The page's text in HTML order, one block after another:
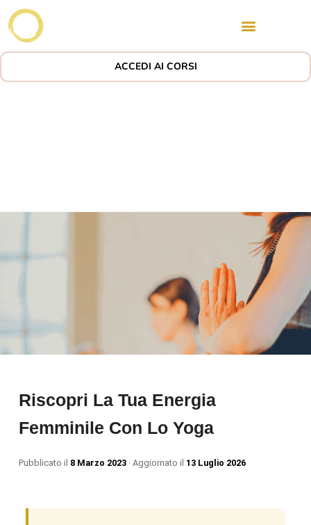
ACCEDI AI CORSI
Riscopri La Tua Energia
Femminile Con Lo Yoga
Pubblicato il 8 Marzo 2023· Aggiornato il 13 Luglio 2026